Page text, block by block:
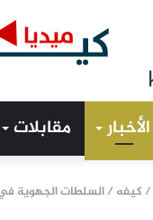
الأخبار مقابلات
/كيفه / السلطات الجهوية في ولاية